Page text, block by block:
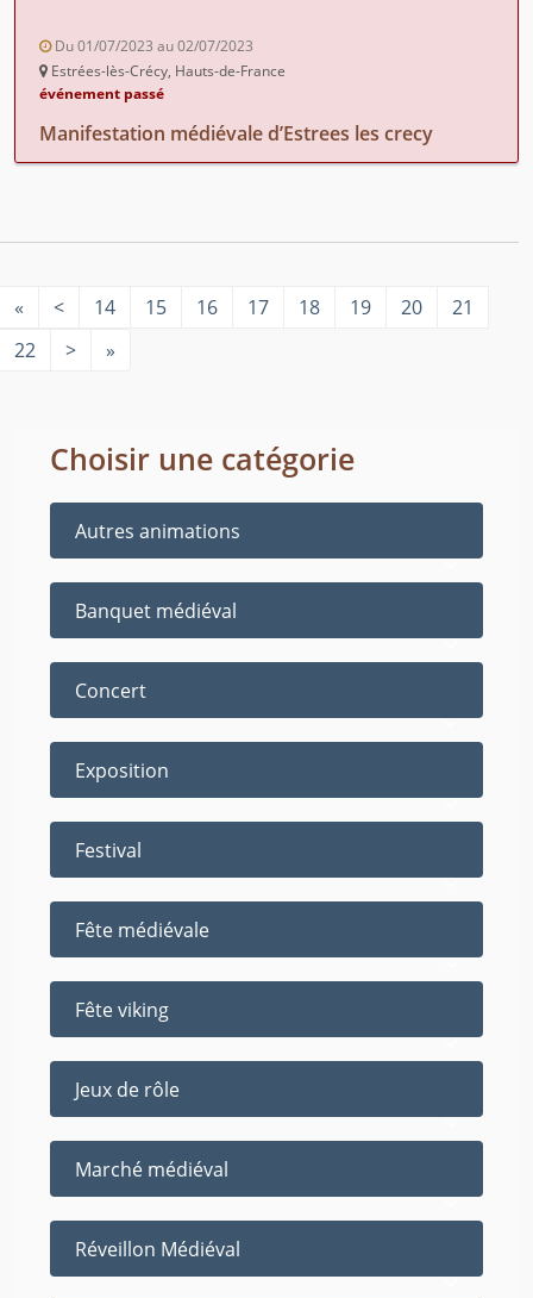
Du 01/07/2023 au 02/07/2023
Estrées-lès-Crécy, Hauts-de-France
événement passé
Manifestation médiévale d’Estrees les crecy
« < 14 15 16 17 18 19 20
21
22
> »
Choisir une catégorie
Autres animations
Banquet médiéval
Concert
Exposition
Festival
Fête médiévale
Fête viking
Jeux de rôle
Marché médiéval
Réveillon Médiéval